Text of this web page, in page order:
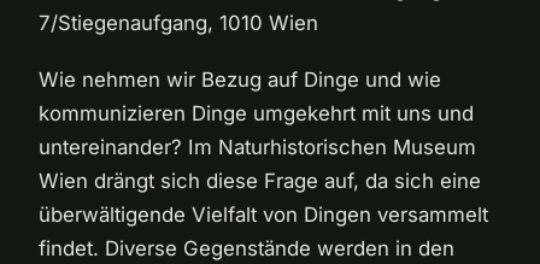
7/Stiegenaufgang, 1010 Wien
Wie nehmen wir Bezug auf Dinge und wie
kommunizieren Dinge umgekehrt mit uns und
untereinander? Im Naturhistorischen Museum
Wien drängt sich diese Frage auf, da sich eine
überwältigende Vielfalt von Dingen versammelt
findet. Diverse Gegenstände werden in den